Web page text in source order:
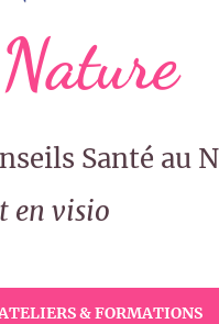
Santé au
en visio
& FORMATIONS